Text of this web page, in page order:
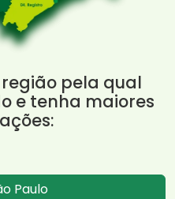
pela qual
e tenha maiores
Paulo